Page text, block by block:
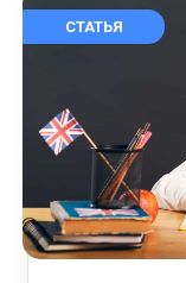
СТАТЬЯ